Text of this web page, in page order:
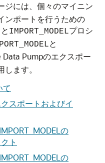
ジには、個々のマイニン
ンポートを行うための
IMPORT_MODELプロシ
と
Data Pumpのエクスポー
ます。
て
スポートおよびイ
の
ト
の